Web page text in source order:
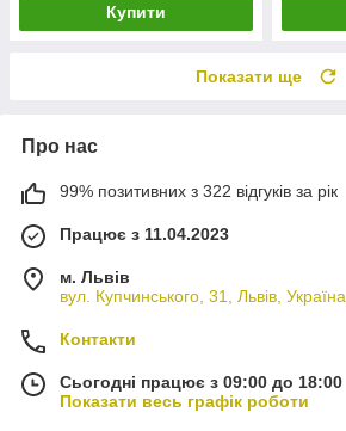
Купити
Показати ще
Про нас
99% позитивних з 322 відгуків за рік
Працює з 11.04.2023
м. Львів
вул. Купчинського, 31, Львів, Україна
Контакти
Сьогодні працює з 09:00 до 18:00
Показати весь графік роботи